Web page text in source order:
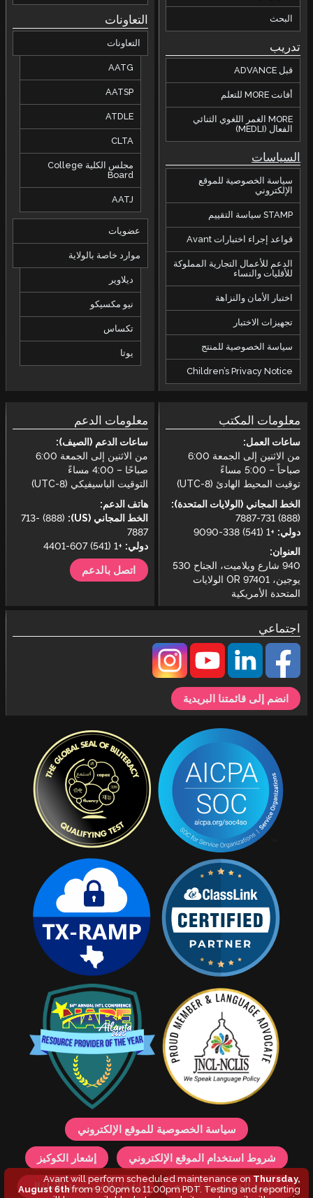
البحث
تدريب
قبل ADVANCE
أفانت MORE للتعلم
MORE الغمر اللغوي الثنائي
الفعال (MEDLI)
السياسات
سياسة الخصوصية للموقع
الإلكتروني
STAMP سياسة التقييم
قواعد إجراء اختبارات Avant
الدعم للأعمال التجارية المملوكة
للأقليات والنساء
اختبار الأمان والنزاهة
تجهيزات الاختبار
سياسة الخصوصية للمنتج
Children’s Privacy Notice
التعاونات
التعاونات
AATG
AATSP
ATDLE
CLTA
مجلس الكلية College
Board
AATJ
عضويات
موارد خاصة بالولاية
ديلاوير
نيو مكسيكو
تكساس
يوتا
معلومات المكتب
ساعات العمل:
من الاثنين إلى الجمعة 6:00
صباحاً – 5:00 مساءً
توقيت المحيط الهادئ (UTC-8)
الخط المجاني (الولايات المتحدة):
(888) 731-7887
دولي: +1 (541) 338-9090
العنوان:
940 شارع ويلاميت، الجناح 530
يوجين، OR 97401 الولايات
المتحدة الأمريكية
معلومات الدعم
ساعات الدعم (الصيف):
من الاثنين إلى الجمعة 6:00
صباحًا – 4:00 مساءً
التوقيت الباسيفيكي (UTC-8)
هاتف الدعم:
الخط المجاني (US):
(888) 713-
7887
دولي: +1 (541) 607-4401
اتصل بالدعم
اجتماعي
انضم إلى قائمتنا البريدية
سياسة الخصوصية للموقع الإلكتروني
شروط استخدام الموقع الإلكتروني إشعار الكوكيز
سياسة الخصوصية للمنتج إشعار الخصوصية للأطفال
Avant will perform scheduled maintenance on Thursday,
August 6thfrom 9:00pm to 11:00pm PDT. Testing and reporting